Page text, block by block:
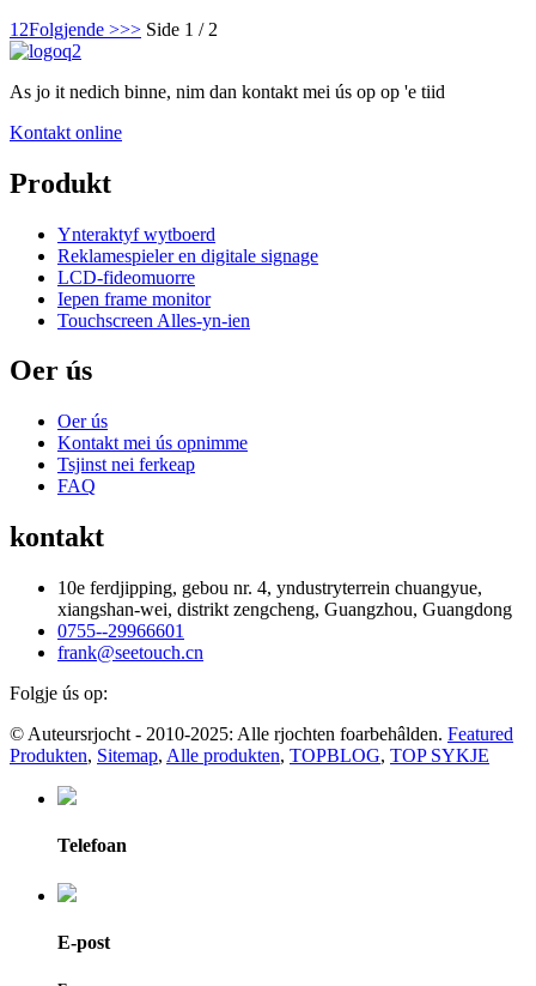
1 2Folgjende >>> Side 1 / 2
As jo it nedich binne, nim dan kontakt mei ús op op 'e tiid
Kontakt online
Produkt
Ynteraktyf wytboerd
Reklamespieler en digitale signage
LCD-fideomuorre
Iepen frame monitor
Touchscreen Alles-yn-ien
Oer ús
Oer ús
Kontakt mei ús opnimme
Tsjinst nei ferkeap
FAQ
kontakt
10e ferdjipping, gebou nr. 4, yndustryterrein chuangyue,
xiangshan-wei, distrikt zengcheng, Guangzhou, Guangdong
0755--29966601
frank@seetouch.cn
Folgje ús op:
© Auteursrjocht - 2010-2025: Alle rjochten foarbehâlden. Featured
Produkten, Sitemap, Alle produkten, TOPBLOG, TOP SYKJE
Telefoan
E-post